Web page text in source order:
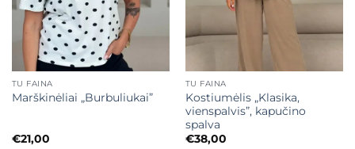
TU FAINA
Marškinėliai „Burbuliukai”
€21,00
TU FAINA
Kostiumėlis „Klasika,
vienspalvis”, kapučino
spalva
€38,00